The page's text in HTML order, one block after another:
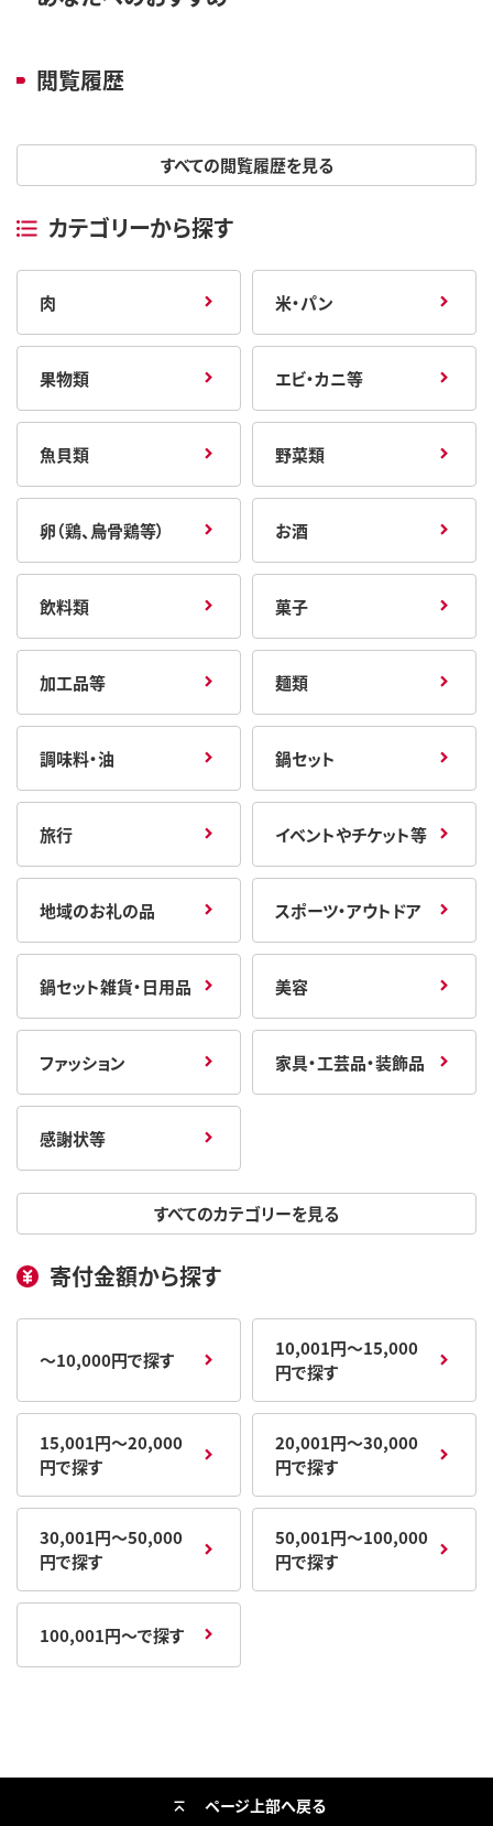
閲覧履歴
すべての閲覧履歴を見る
カテゴリーから探す
すべてのカテゴリーを見る
肉 米・パン
果物類 エビ・カニ等
魚貝類 野菜類
卵（鶏、烏骨鶏等） お酒
飲料類 菓子
加工品等 麺類
調味料・油 鍋セット
旅行 イベントやチケット等
地域のお礼の品 スポーツ・アウトドア
鍋セット雑貨・日用品 美容
ファッション 家具・工芸品・装飾品
感謝状等
寄付金額から探す
～10,000円で探す
10,001円～15,000
円で探す
15,001円～20,000
円で探す
20,001円～30,000
円で探す
30,001円～50,000
円で探す
50,001円～100,000
円で探す
100,001円～で探す
ページ上部へ戻る